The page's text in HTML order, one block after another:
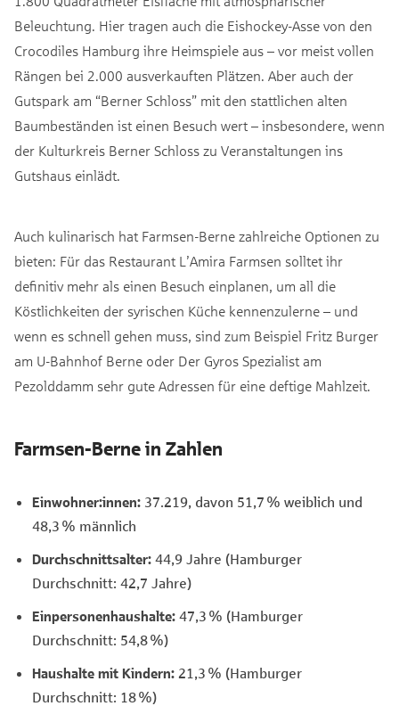
Beleuchtung. Hier tragen auch die Eishockey-Asse von den
Crocodiles Hamburg ihre Heimspiele aus – vor meist vollen
Rängen bei 2.000 ausverkauften Plätzen. Aber auch der
Gutspark am “Berner Schloss” mit den stattlichen alten
Baumbeständen ist einen Besuch wert – insbesondere, wenn
der Kulturkreis Berner Schloss zu Veranstaltungen ins
Gutshaus einlädt.
Auch kulinarisch hat Farmsen-Berne zahlreiche Optionen zu
bieten: Für das Restaurant L’Amira Farmsen solltet ihr
definitiv mehr als einen Besuch einplanen, um all die
Köstlichkeiten der syrischen Küche kennenzulerne – und
wenn es schnell gehen muss, sind zum Beispiel Fritz Burger
am U-Bahnhof Berne oder Der Gyros Spezialist am
Pezolddamm sehr gute Adressen für eine deftige Mahlzeit.
Farmsen-Berne in Zahlen
Einwohner:innen: 37.219, davon 51,7 % weiblich und
48,3 % männlich
Durchschnittsalter: 44,9 Jahre (Hamburger
Durchschnitt: 42,7 Jahre)
Einpersonenhaushalte: 47,3 % (Hamburger
Durchschnitt: 54,8 %)
Haushalte mit Kindern: 21,3 % (Hamburger
Durchschnitt: 18 %)